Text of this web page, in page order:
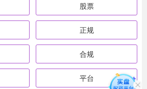
股票
正规
合规
平台